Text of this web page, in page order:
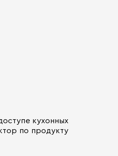
кухонных
по продукту